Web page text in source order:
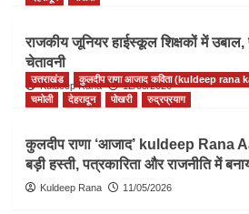
राजकीय जूनियर हाईस्कूल शिक्षकों में
चेतावनी
Kuldeep Rana 12/05/2026
उत्तराखंड कुलदीप राणा आजाद कविता (kuldeep rana
चमोली
देहरादून पोखरी रुद्रप्रयाग
कुलदीप राणा ‘आजाद’ kuldeep Rana
बड़ी हस्ती, पत्रकारिता और राजनीति में
Kuldeep Rana 11/05/2026